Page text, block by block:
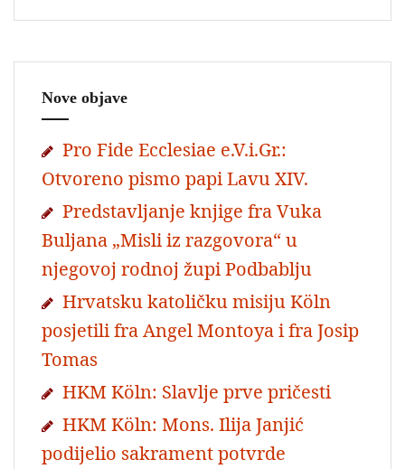
Nove objave
Pro Fide Ecclesiae e.V.i.Gr.:
Otvoreno pismo papi Lavu XIV.
Predstavljanje knjige fra Vuka
Buljana „Misli iz razgovora“ u
njegovoj rodnoj župi Podbablju
Hrvatsku katoličku misiju Köln
posjetili fra Angel Montoya i fra Josip
Tomas
HKM Köln: Slavlje prve pričesti
HKM Köln: Mons. Ilija Janjić
podijelio sakrament potvrde